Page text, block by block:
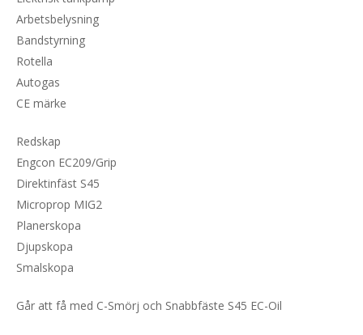
Arbetsbelysning
Bandstyrning
Rotella
Autogas
CE märke
Redskap
Engcon EC209/Grip
Direktinfäst S45
Microprop MIG2
Planerskopa
Djupskopa
Smalskopa
Går att få med C-Smörj och Snabbfäste S45 EC-Oil